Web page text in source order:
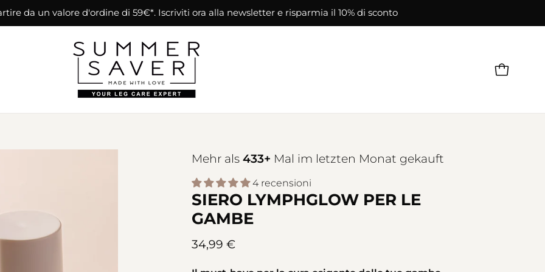
da un valore d'ordine di 59€*. Iscriviti ora alla newsletter e risparmia il 10% di sconto
APRI
Mehr als 433+ Mal im letzten Monat gekauft
4 recensioni
SIERO LYMPHGLOW PER LE
GAMBE
34,99 €